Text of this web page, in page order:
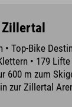
• Top-Bike
• 179
600 m zum
zur Zillertal